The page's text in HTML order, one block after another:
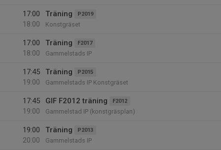
17:00
18:00
Träning P2019
Konstgräset
17:00
18:00
Träning F2017
Gammelstads IP
17:45
19:00
Träning P2015
Gammelstads IP Konstgräset
17:45
19:00
GIF F2012 träning F2012
Gammelstad IP (konstgräsplan)
19:00
20:00
Träning P2013
Gammelstads IP